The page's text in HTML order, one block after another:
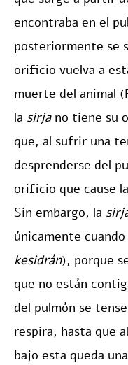
encontraba en el
posteriormente se
orificio vuelva a
muerte del animal
la sirjano tiene su
que, al sufrir una
desprenderse del
orificio que cause
Sin embargo, la
únicamente
kesidrán), porque
que no están
del pulmón se
respira, hasta que
bajo esta queda